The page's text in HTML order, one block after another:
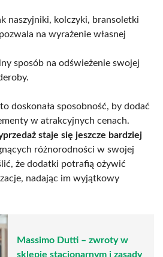
naszyjniki, kolczyki, bransoletki
na wyrażenie własnej
sposób na odświeżenie swojej
doskonała sposobność, by dodać
w atrakcyjnych cenach.
staje się jeszcze bardziej
różnorodności w swojej
że dodatki potrafią ożywić
nadając im wyjątkowy
Massimo Dutti – zwroty w
sklepie stacjonarnym i zasady